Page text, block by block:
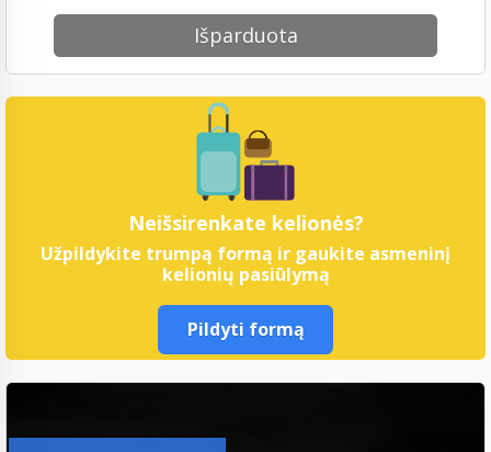
Išparduota
Neišsirenkate kelionės?
Užpildykite trumpą formą ir gaukite asmeninį
kelionių pasiūlymą
Pildyti formą